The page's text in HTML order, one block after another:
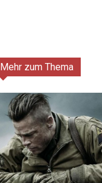
Mehr zum Thema